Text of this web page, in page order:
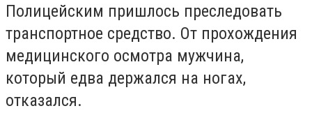
Полицейским пришлось преследовать
транспортное средство. От прохождения
медицинского осмотра мужчина,
который едва держался на ногах,
отказался.